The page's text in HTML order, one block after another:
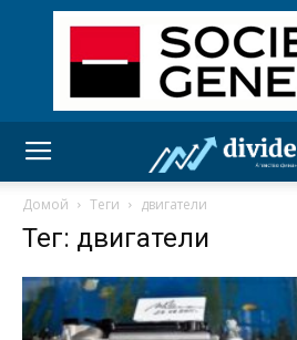
Домой Теги двигатели
Тег: двигатели